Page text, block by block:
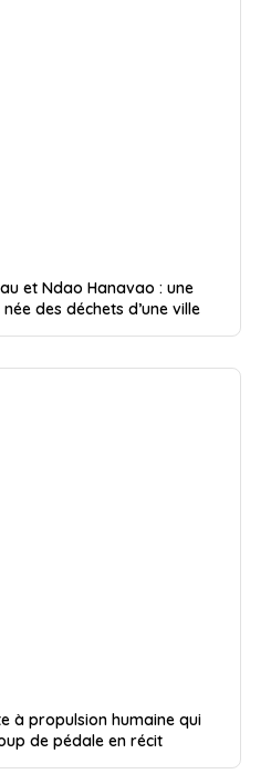
et Ndao Hanavao : une
des déchets d’une ville
à propulsion humaine qui
de pédale en récit